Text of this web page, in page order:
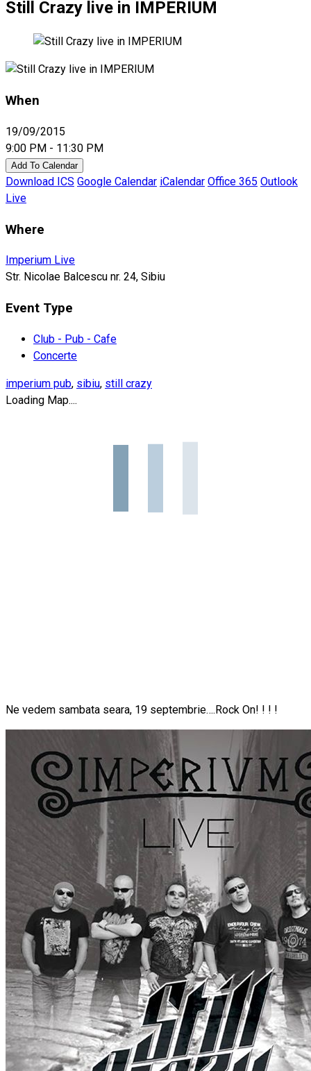
Still Crazy live in IMPERIUM
When
19/09/2015
9:00 PM - 11:30 PM
Add To Calendar
Download ICS Google Calendar iCalendar Office 365 Outlook
Live
Where
Imperium Live
Str. Nicolae Balcescu nr. 24, Sibiu
Event Type
Club - Pub - Cafe
Concerte
imperium pub, sibiu, still crazy
Loading Map....
Ne vedem sambata seara, 19 septembrie….Rock On! ! ! !